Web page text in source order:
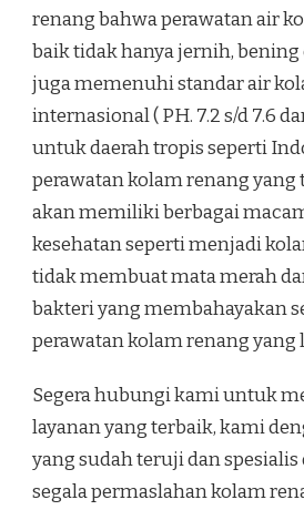
renang bahwa perawatan air
baik tidak hanya jernih,
juga memenuhi standar air
internasional ( PH. 7.2 s/d 7.6
untuk daerah tropis seperti
perawatan kolam renang yang
akan memiliki berbagai
kesehatan seperti menjadi
tidak membuat mata merah
bakteri yang membahayakan
perawatan kolam renang yang
Segera hubungi kami untuk
layanan yang terbaik, kami
yang sudah teruji dan
segala permaslahan kolam